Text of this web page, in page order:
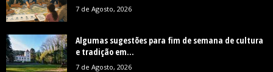
7 de Agosto, 2026
Algumas sugestões para fim de semana de cultura
e tradição em...
7 de Agosto, 2026